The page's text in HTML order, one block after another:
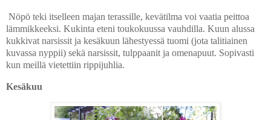
Nöpö teki itselleen majan terassille, kevätilma voi vaatia peittoa
lämmikkeeksi. Kukinta eteni toukokuussa vauhdilla. Kuun alussa
kukkivat narsissit ja kesäkuun lähestyessä tuomi (jota talitiainen
kuvassa nyppii) sekä narsissit, tulppaanit ja omenapuut. Sopivasti
kun meillä vietettiin rippijuhlia.
Kesäkuu